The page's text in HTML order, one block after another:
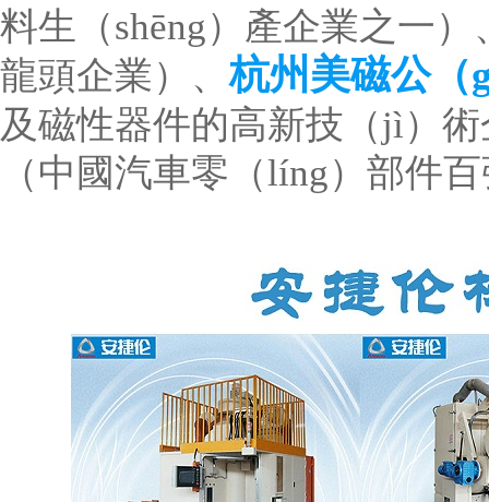
料生（shēng）產企業之一）
龍頭企業）、杭州美磁公（
及磁性器件的高新技（jì）
（中國汽車零（líng）部件